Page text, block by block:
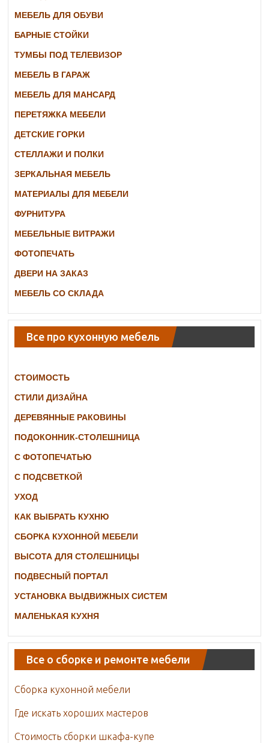
МЕБЕЛЬ ДЛЯ ОБУВИ
БАРНЫЕ СТОЙКИ
ТУМБЫ ПОД ТЕЛЕВИЗОР
МЕБЕЛЬ В ГАРАЖ
МЕБЕЛЬ ДЛЯ МАНСАРД
ПЕРЕТЯЖКА МЕБЕЛИ
ДЕТСКИЕ ГОРКИ
СТЕЛЛАЖИ И ПОЛКИ
ЗЕРКАЛЬНАЯ МЕБЕЛЬ
МАТЕРИАЛЫ ДЛЯ МЕБЕЛИ
ФУРНИТУРА
МЕБЕЛЬНЫЕ ВИТРАЖИ
ФОТОПЕЧАТЬ
ДВЕРИ НА ЗАКАЗ
МЕБЕЛЬ СО СКЛАДА
Все про кухонную мебель
СТОИМОСТЬ
СТИЛИ ДИЗАЙНА
ДЕРЕВЯННЫЕ РАКОВИНЫ
ПОДОКОННИК-СТОЛЕШНИЦА
С ФОТОПЕЧАТЬЮ
С ПОДСВЕТКОЙ
УХОД
КАК ВЫБРАТЬ КУХНЮ
СБОРКА КУХОННОЙ МЕБЕЛИ
ВЫСОТА ДЛЯ СТОЛЕШНИЦЫ
ПОДВЕСНЫЙ ПОРТАЛ
УСТАНОВКА ВЫДВИЖНЫХ СИСТЕМ
МАЛЕНЬКАЯ КУХНЯ
Все о сборке и ремонте мебели
Сборка кухонной мебели
Где искать хороших мастеров
Стоимость сборки шкафа-купе